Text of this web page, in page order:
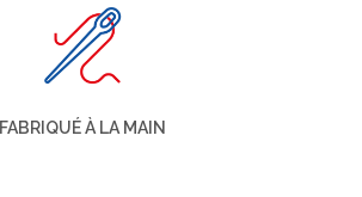
FABRIQUÉ À LA MAIN